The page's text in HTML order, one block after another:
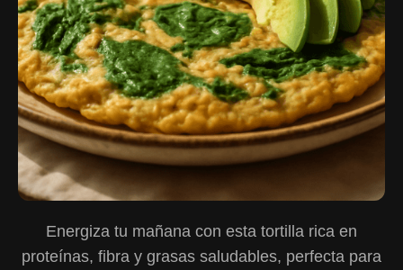
Energiza tu mañana con esta tortilla rica en
proteínas, fibra y grasas saludables, perfecta para